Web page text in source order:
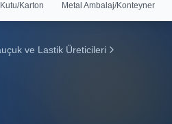
Kutu/Karton Metal Ambalaj/Konteyner
ve Lastik Üreticileri